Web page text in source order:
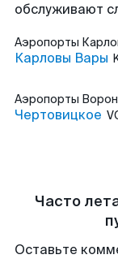
обслуживают
Аэропорты
Карловы Вары
Аэропорты
Чертовицкое
Часто
Оставьте